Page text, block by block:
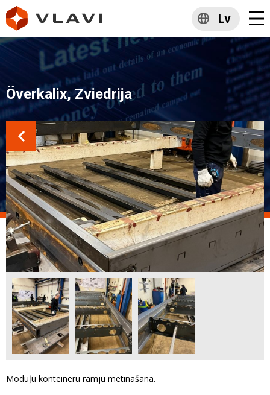
Lv
Överkalix, Zviedrija
Moduļu konteineru rāmju metināšana.